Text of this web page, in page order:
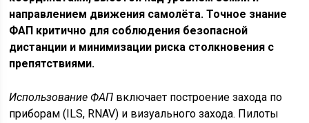
направлением движения самолёта. Точное знание
ФАП критично для соблюдения безопасной
дистанции и минимизации риска столкновения с
препятствиями.
Использование ФАП включает построение захода по
приборам (ILS, RNAV) и визуального захода. Пилоты